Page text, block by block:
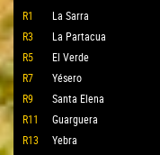
R1 La Sarra
R3
La Partacua
R5
El Verde
R7
Yésero
R9
Santa Elena
R11
Guarguera
R13
Yebra